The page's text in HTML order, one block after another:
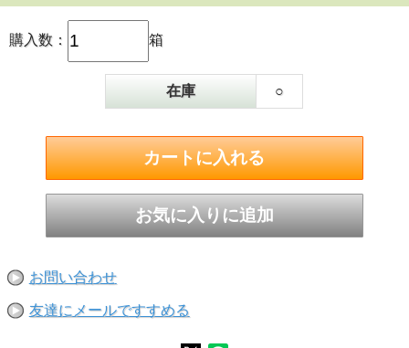
購入数： 箱
在庫 ○
お問い合わせ
友達にメールですすめる